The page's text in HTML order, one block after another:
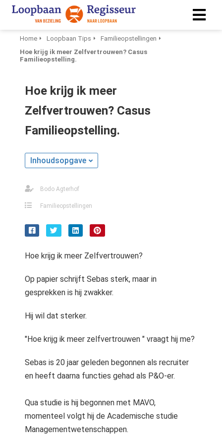
Home Loopbaan Tips
Familieopstellingen
Hoe krijg ik meer Zelfvertrouwen? Casus
Familieopstelling.
Hoe krijg ik meer
Zelfvertrouwen? Casus
Familieopstelling.
Inhoudsopgave
Bodo Agterhof
Familieopstellingen
Hoe krijg ik meer Zelfvertrouwen?
Op papier schrijft Sebas sterk, maar in
gesprekken is hij zwakker.
Hij wil dat sterker.
"Hoe krijg ik meer zelfvertrouwen " vraagt hij me?
Sebas is 20 jaar geleden begonnen als recruiter
en heeft daarna functies gehad als P&O-er.
Qua studie is hij begonnen met MAVO,
momenteel volgt hij de Academische studie
Managementwetenschappen.